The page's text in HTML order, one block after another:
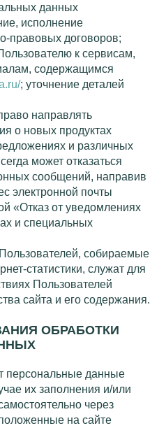
данных
исполнение
правовых договоров;
к сервисам,
содержащимся
; уточнение деталей
направлять
о новых продуктах
и различных
может отказаться
сообщений, направив
электронной почты
«Отказ от уведомлениях
и специальных
собираемые
статистики, служат для
Пользователей
сайта и его содержания.
ОБРАБОТКИ
персональные данные
их заполнения и/или
через
на сайте